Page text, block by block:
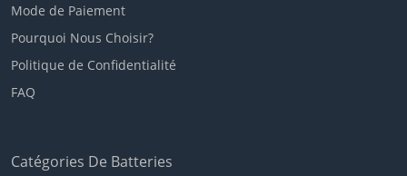
Mode de Paiement
Pourquoi Nous Choisir?
Politique de Confidentialité
FAQ
Catégories De Batteries